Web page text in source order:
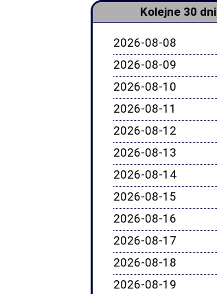
Kolejne 30 dni
2026-08-08
2026-08-09
2026-08-10
2026-08-11
2026-08-12
2026-08-13
2026-08-14
2026-08-15
2026-08-16
2026-08-17
2026-08-18
2026-08-19